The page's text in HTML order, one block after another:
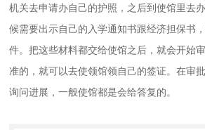
机关去申请办自己的护照，之后到使馆里去
候需要出示自己的入学通知书跟经济担保书
件。把这些材料都交给使馆之后，就会开始
准的，就可以去使领馆领自己的签证。在审
询问进展，一般使馆都是会给答复的。